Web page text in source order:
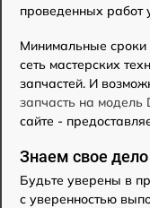
проведенных работ
Минимальные
сеть мастерских
запчастей. И
запчасть на модель
сайте -
Знаем свое дело
Будьте уверены в
с уверенностью